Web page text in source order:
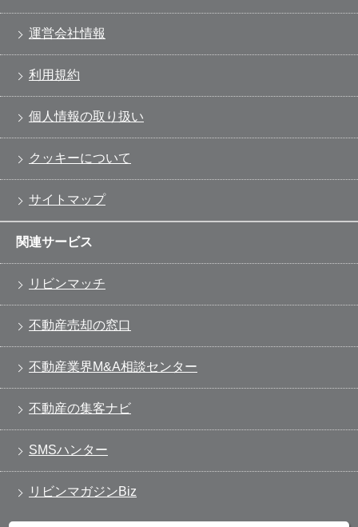
運営会社情報
利用規約
個人情報の取り扱い
クッキーについて
サイトマップ
関連サービス
リビンマッチ
不動産売却の窓口
不動産業界M&A相談センター
不動産の集客ナビ
SMSハンター
リビンマガジンBiz